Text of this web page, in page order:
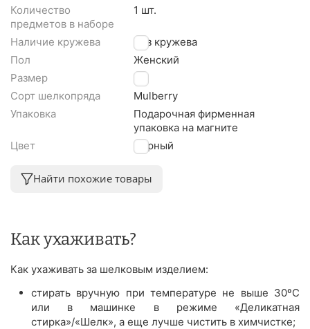
Количество
предметов в наборе
1 шт.
Наличие кружева
Без кружева
Пол
Женский
Размер
L
Сорт шелкопряда
Mulberry
Упаковка
Подарочная фирменная
упаковка на магните
Цвет
Черный
Найти похожие товары
Как ухаживать?
Как ухаживать за шелковым изделием:
стирать вручную при температуре не выше 30ºС
или в машинке в режиме «Деликатная
стирка»/«Шелк», а еще лучше чистить в химчистке;